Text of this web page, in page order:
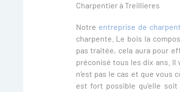
Charpentier à Treillieres
Notre entreprise de
charpente. Le bois la
pas traitée, cela aura pour
préconisé tous les dix ans. Il
n’est pas le cas et que vous
est fort possible qu’elle